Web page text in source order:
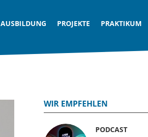
AUSBILDUNG PROJEKTE PRAKTIKUM
WIR EMPFEHLEN
PODCAST